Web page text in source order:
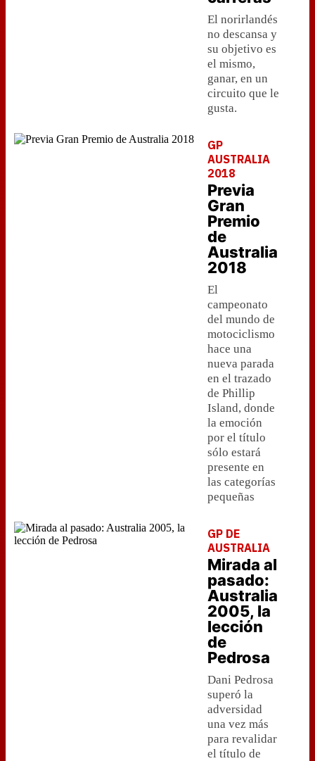
El norirlandés
no descansa y
su objetivo es
el mismo,
ganar, en un
circuito que le
gusta.
GP
AUSTRALIA
2018
Previa
Gran
Premio
de
Australia
2018
El
campeonato
del mundo de
motociclismo
hace una
nueva parada
en el trazado
de Phillip
Island, donde
la emoción
por el título
sólo estará
presente en
las categorías
pequeñas
GP DE
AUSTRALIA
Mirada al
pasado:
Australia
2005, la
lección
de
Pedrosa
Dani Pedrosa
superó la
adversidad
una vez más
para revalidar
el título de